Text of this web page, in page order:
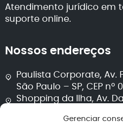
Gerenciar
Atendimento jurídico em
suporte online.
Nossos endereços
Paulista Corporate, Av.
São Paulo – SP, CEP nº
Shopping da Ilha, Av.